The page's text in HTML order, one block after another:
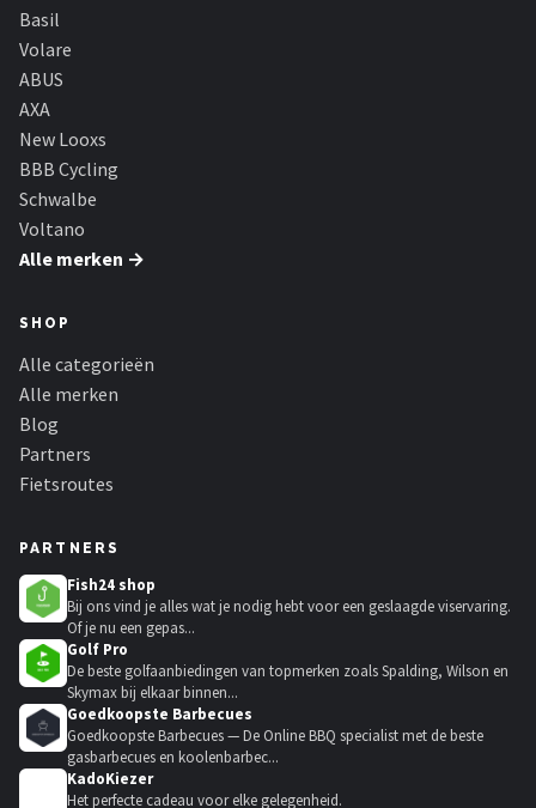
Basil
Volare
ABUS
AXA
New Looxs
BBB Cycling
Schwalbe
Voltano
Alle merken →
SHOP
Alle categorieën
Alle merken
Blog
Partners
Fietsroutes
PARTNERS
Fish24 shop
Bij ons vind je alles wat je nodig hebt voor een geslaagde viservaring.
Of je nu een gepas...
Golf Pro
De beste golfaanbiedingen van topmerken zoals Spalding, Wilson en
Skymax bij elkaar binnen...
Goedkoopste Barbecues
Goedkoopste Barbecues — De Online BBQ specialist met de beste
gasbarbecues en koolenbarbec...
KadoKiezer
Het perfecte cadeau voor elke gelegenheid.